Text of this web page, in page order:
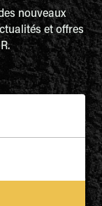
nouveaux
et offres